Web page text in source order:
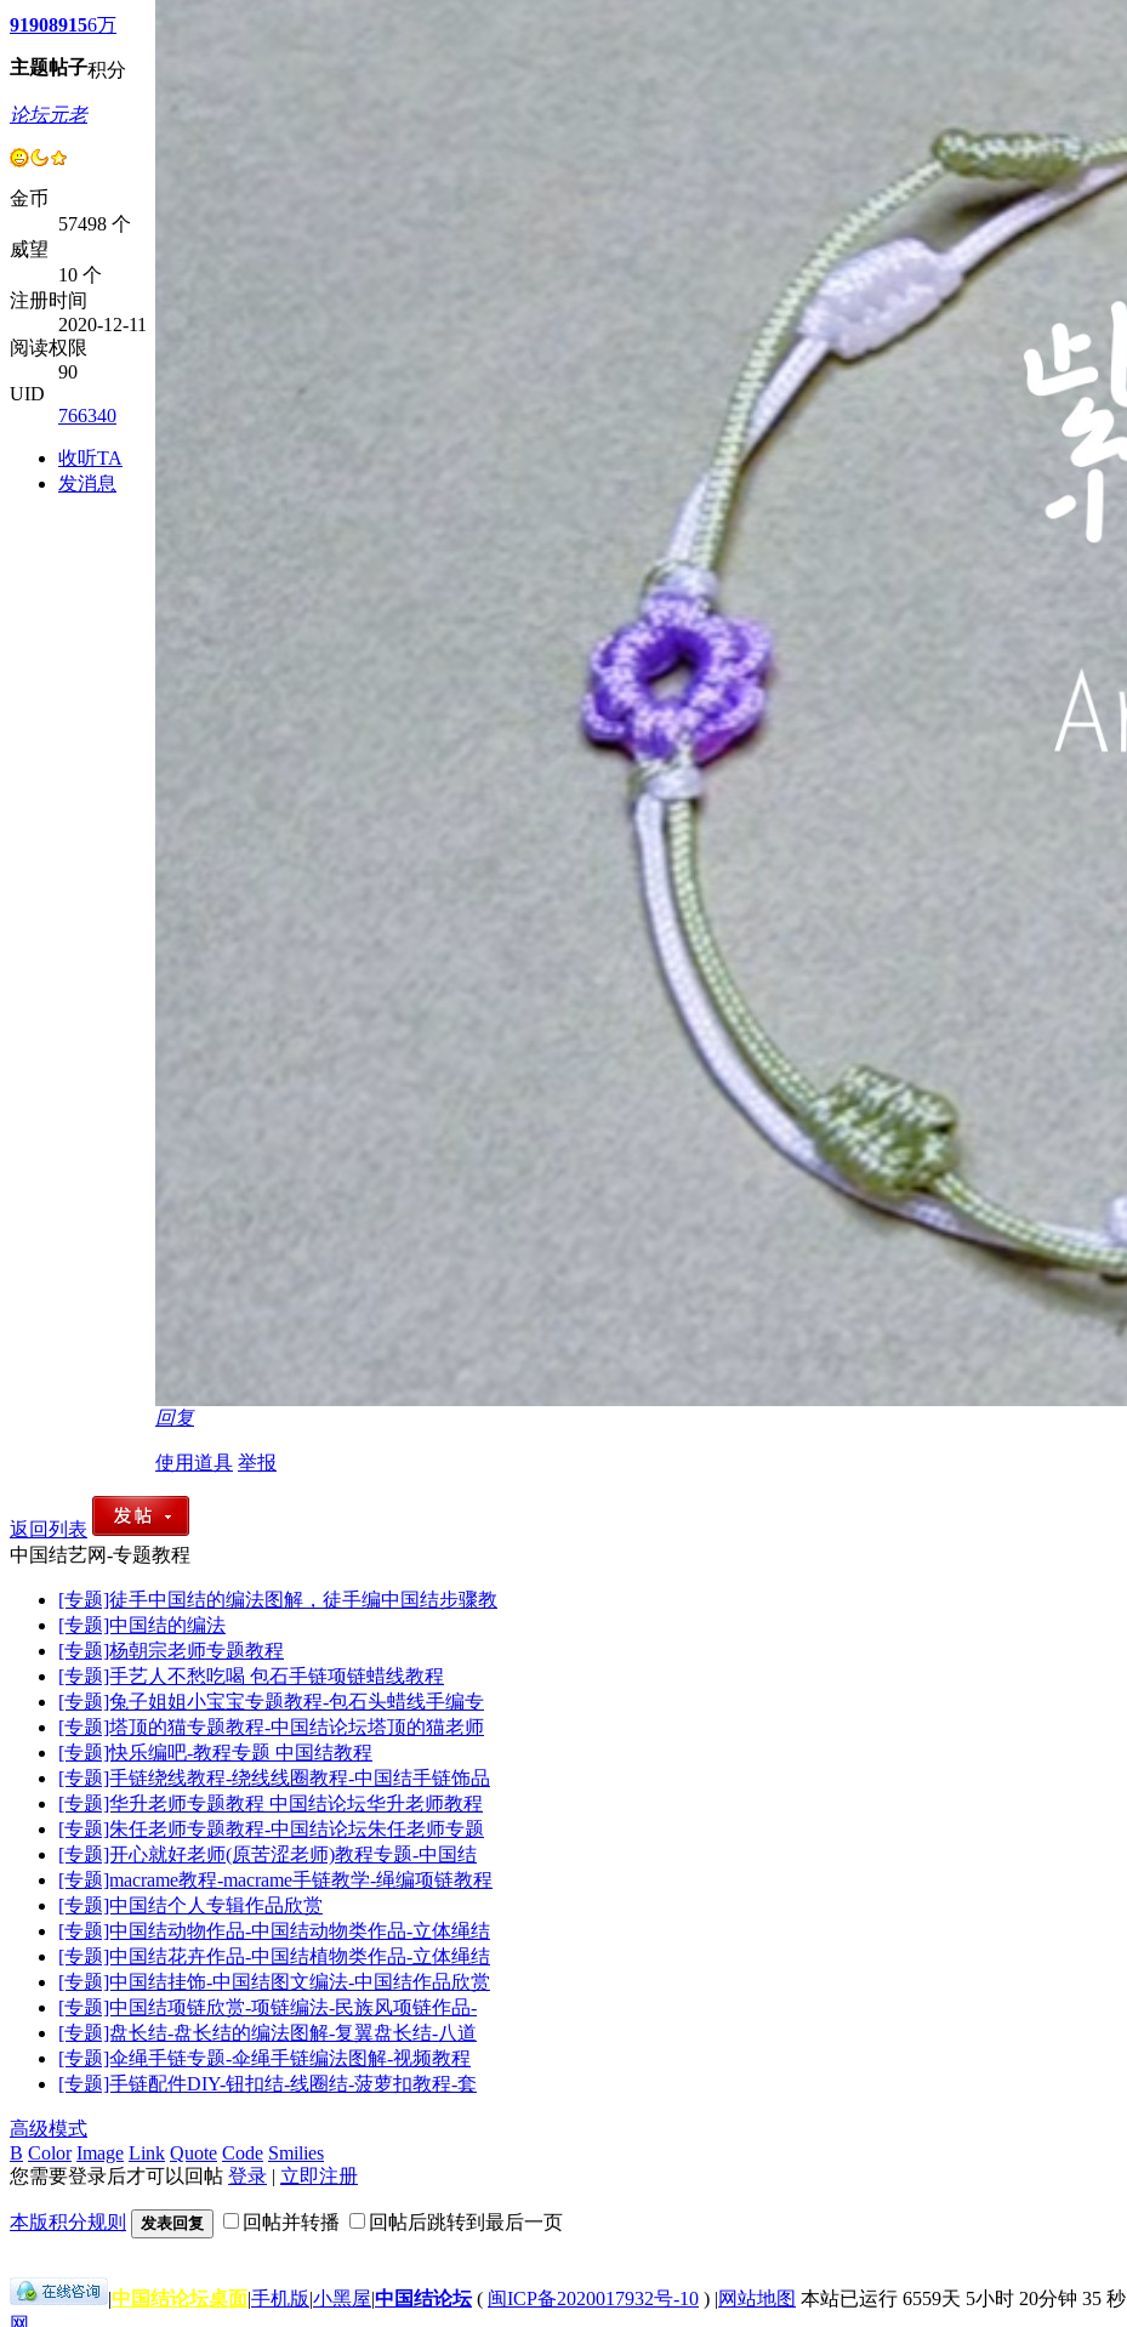
9190
主题
8915
帖子
6万
积分
论坛元老
金币
57498 个
威望
10 个
注册时间
2020-12-11
阅读权限
90
UID
766340
收听TA
发消息
回复
使用道具 举报
返回列表
中国结艺网-专题教程
[专题]徒手中国结的编法图解，徒手编中国结步骤教
[专题]中国结的编法
[专题]杨朝宗老师专题教程
[专题]手艺人不愁吃喝 包石手链项链蜡线教程
[专题]兔子姐姐小宝宝专题教程-包石头蜡线手编专
[专题]塔顶的猫专题教程-中国结论坛塔顶的猫老师
[专题]快乐编吧-教程专题 中国结教程
[专题]手链绕线教程-绕线线圈教程-中国结手链饰品
[专题]华升老师专题教程 中国结论坛华升老师教程
[专题]朱任老师专题教程-中国结论坛朱任老师专题
[专题]开心就好老师(原苦涩老师)教程专题-中国结
[专题]macrame教程-macrame手链教学-绳编项链教程
[专题]中国结个人专辑作品欣赏
[专题]中国结动物作品-中国结动物类作品-立体绳结
[专题]中国结花卉作品-中国结植物类作品-立体绳结
[专题]中国结挂饰-中国结图文编法-中国结作品欣赏
[专题]中国结项链欣赏-项链编法-民族风项链作品-
[专题]盘长结-盘长结的编法图解-复翼盘长结-八道
[专题]伞绳手链专题-伞绳手链编法图解-视频教程
[专题]手链配件DIY-钮扣结-线圈结-菠萝扣教程-套
高级模式
B Color Image Link Quote Code Smilies
您需要登录后才可以回帖 登录 | 立即注册
本版积分规则 发表回复 回帖并转播 回帖后跳转到最后一页
|中国结论坛桌面|手机版|小黑屋|中国结论坛( 闽ICP备2020017932号-10 ) |网站地图 本站已运行 6559天 5小时 20分钟 37 秒